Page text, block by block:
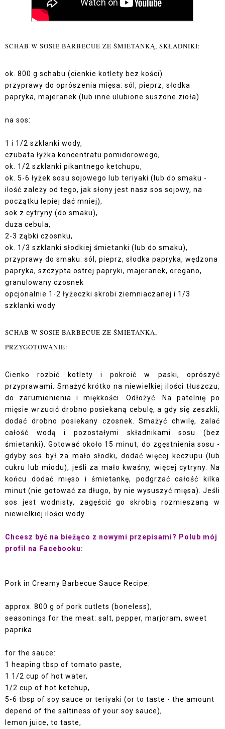
SCHAB W SOSIE BARBECUE ZE ŚMIETANKĄ, SKŁADNIKI:
ok. 800 g schabu (cienkie kotlety bez kości)
przyprawy do oprószenia mięsa: sól, pieprz, słodka
papryka, majeranek (lub inne ulubione suszone zioła)
na sos:
1 i 1/2 szklanki wody,
czubata łyżka koncentratu pomidorowego,
ok. 1/2 szklanki pikantnego ketchupu,
ok. 5-6 łyżek sosu sojowego lub teriyaki (lub do smaku -
ilość zależy od tego, jak słony jest nasz sos sojowy, na
początku lepiej dać mniej),
sok z cytryny (do smaku),
duża cebula,
2-3 ząbki czosnku,
ok. 1/3 szklanki słodkiej śmietanki (lub do smaku),
przyprawy do smaku: sól, pieprz, słodka papryka, wędzona
papryka, szczypta ostrej papryki, majeranek, oregano,
granulowany czosnek
opcjonalnie 1-2 łyżeczki skrobi ziemniaczanej i 1/3
szklanki wody
SCHAB W SOSIE BARBECUE ZE ŚMIETANKĄ,
PRZYGOTOWANIE:
Cienko rozbić kotlety i pokroić w paski, oprószyć
przyprawami. Smażyć krótko na niewielkiej ilości tłuszczu,
do zarumienienia i miękkości. Odłożyć. Na patelnię po
mięsie wrzucić drobno posiekaną cebulę, a gdy się zeszkli,
dodać drobno posiekany czosnek. Smażyć chwilę, zalać
całość wodą i pozostałymi składnikami sosu (bez
śmietanki). Gotować około 15 minut, do zgęstnienia sosu -
gdyby sos był za mało słodki, dodać więcej keczupu (lub
cukru lub miodu), jeśli za mało kwaśny, więcej cytryny. Na
końcu dodać mięso i śmietankę, podgrzać całość kilka
minut (nie gotować za długo, by nie wysuszyć mięsa). Jeśli
sos jest wodnisty, zagęścić go skrobią rozmieszaną w
niewielkiej ilości wody.
Chcesz być na bieżąco z nowymi przepisami? Polub mój
profil na Facebooku:
Pork in Creamy Barbecue Sauce Recipe:
approx. 800 g of pork cutlets (boneless),
seasonings for the meat: salt, pepper, marjoram, sweet
paprika
for the sauce:
1 heaping tbsp of tomato paste,
1 1/2 cup of hot water,
1/2 cup of hot ketchup,
5-6 tbsp of soy sauce or teriyaki (or to taste - the amount
depend of the saltiness of your soy sauce),
lemon juice, to taste,